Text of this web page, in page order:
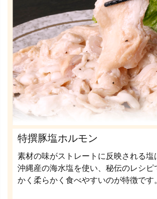
特撰豚塩ホルモン
素材の味がストレートに反映される塩
沖縄産の海水塩を使い、秘伝のレシピ
かく柔らかく食べやすいのが特徴です